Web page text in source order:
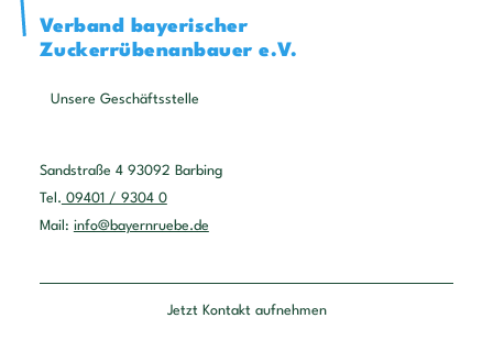
Verband bayerischer
Zuckerrübenanbauer e.V.
Unsere Geschäftsstelle
Sandstraße 4 93092 Barbing
Tel. 09401 / 9304 0
Mail: info@bayernruebe.de
Jetzt Kontakt aufnehmen